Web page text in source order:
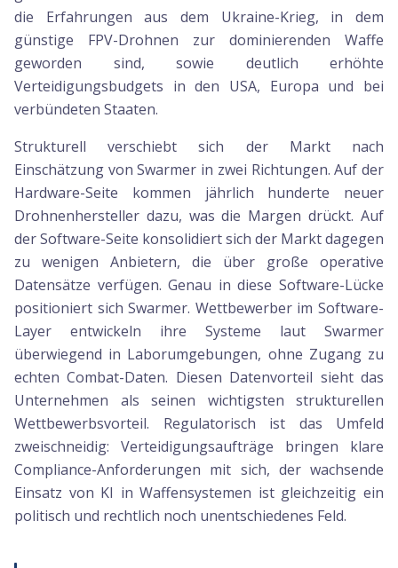
die Erfahrungen aus dem Ukraine-Krieg, in dem
günstige FPV-Drohnen zur dominierenden Waffe
geworden sind, sowie deutlich erhöhte
Verteidigungsbudgets in den USA, Europa und bei
verbündeten Staaten.
Strukturell verschiebt sich der Markt nach
Einschätzung von Swarmer in zwei Richtungen. Auf der
Hardware-Seite kommen jährlich hunderte neuer
Drohnenhersteller dazu, was die Margen drückt. Auf
der Software-Seite konsolidiert sich der Markt dagegen
zu wenigen Anbietern, die über große operative
Datensätze verfügen. Genau in diese Software-Lücke
positioniert sich Swarmer. Wettbewerber im Software-
Layer entwickeln ihre Systeme laut Swarmer
überwiegend in Laborumgebungen, ohne Zugang zu
echten Combat-Daten. Diesen Datenvorteil sieht das
Unternehmen als seinen wichtigsten strukturellen
Wettbewerbsvorteil. Regulatorisch ist das Umfeld
zweischneidig: Verteidigungsaufträge bringen klare
Compliance-Anforderungen mit sich, der wachsende
Einsatz von KI in Waffensystemen ist gleichzeitig ein
politisch und rechtlich noch unentschiedenes Feld.